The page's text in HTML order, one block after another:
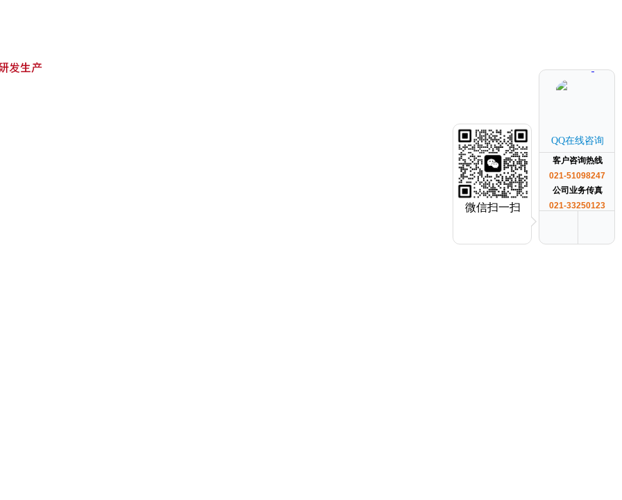
QQ在线咨询
客户咨询热线
021-51098247
公司业务传真
021-33250123
微信扫一扫